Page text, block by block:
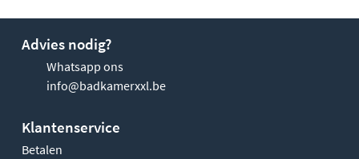
Advies nodig?
Whatsapp ons
info@badkamerxxl.be
Klantenservice
Betalen